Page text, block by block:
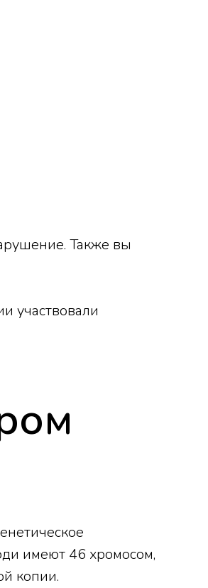
Также вы
участвовали
имеют 46 хромосом,
копии.